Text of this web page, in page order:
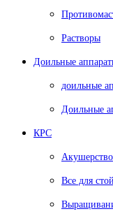
Растворы
Доильные
доильные
Доильные
КРС
Акушерство
Все для